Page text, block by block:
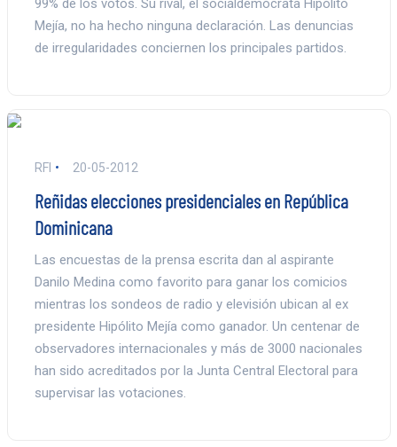
Mejía, no ha hecho ninguna declaración. Las denuncias
de irregularidades conciernen los principales partidos.
RFI 20-05-2012
Reñidas elecciones presidenciales en República
Dominicana
Las encuestas de la prensa escrita dan al aspirante
Danilo Medina como favorito para ganar los comicios
mientras los sondeos de radio y elevisión ubican al ex
presidente Hipólito Mejía como ganador. Un centenar de
observadores internacionales y más de 3000 nacionales
han sido acreditados por la Junta Central Electoral para
supervisar las votaciones.